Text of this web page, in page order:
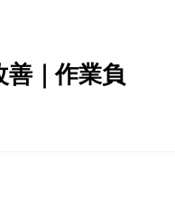
｜作業負